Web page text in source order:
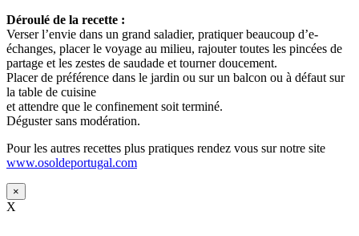
Déroulé de la recette :
Verser l’envie dans un grand saladier, pratiquer beaucoup d’e-
échanges, placer le voyage au milieu, rajouter toutes les pincées de
partage et les zestes de saudade et tourner doucement.
Placer de préférence dans le jardin ou sur un balcon ou à défaut sur
la table de cuisine
et attendre que le confinement soit terminé.
Déguster sans modération.
Pour les autres recettes plus pratiques rendez vous sur notre site
www.osoldeportugal.com
×
X